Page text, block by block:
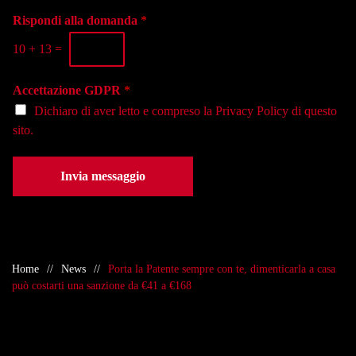
o
n
o
a
e
*
i
*
Rispondi alla domanda *
10 + 13 =
Accettazione GDPR *
Dichiaro di aver letto e compreso la Privacy Policy di questo
sito.
Invia messaggio
Home News
Porta la Patente sempre con te, dimenticarla a casa
può costarti una sanzione da €41 a €168